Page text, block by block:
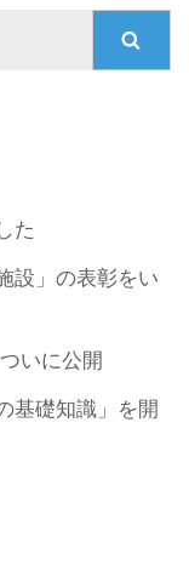
た
設」の表彰をい
いに公開
基礎知識」を開